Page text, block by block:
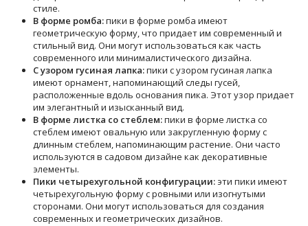
стиле.
В форме ромба:пики в форме ромба имеют
геометрическую форму, что придает им современный и
стильный вид. Они могут использоваться как часть
современного или минималистического дизайна.
С узором гусиная лапка:пики с узором гусиная лапка
имеют орнамент, напоминающий следы гусей,
расположенные вдоль основания пика. Этот узор придает
им элегантный и изысканный вид.
В форме листка со стеблем:пики в форме листка со
стеблем имеют овальную или закругленную форму с
длинным стеблем, напоминающим растение. Они часто
используются в садовом дизайне как декоративные
элементы.
Пики четырехугольной конфигурации: эти пики имеют
четырехугольную форму с ровными или изогнутыми
сторонами. Они могут использоваться для создания
современных и геометрических дизайнов.